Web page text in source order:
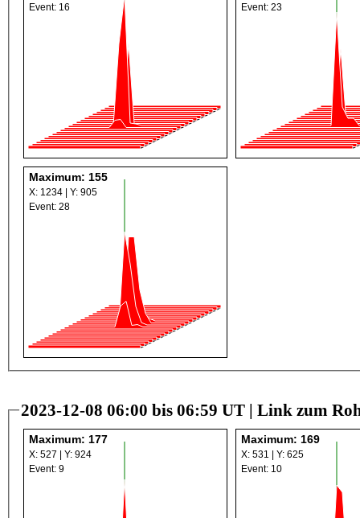
Event: 16
Event: 23
Maximum: 155
X: 1234 | Y: 905
Event: 28
2023-12-08 06:00 bis 06:59 UT | Link zum
Maximum: 177
X: 527 | Y: 924
Event: 9
Maximum: 169
X: 531 | Y: 625
Event: 10